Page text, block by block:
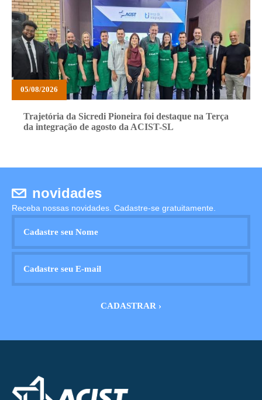
05/08/2026
Trajetória da Sicredi Pioneira foi destaque na Terça
da integração de agosto da ACIST-SL
novidades
Receba nossas novidades. Cadastre-se gratuitamente.